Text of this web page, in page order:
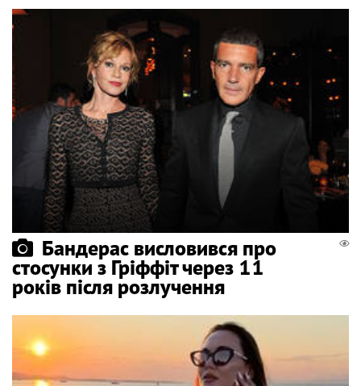
Бандерас висловився про
стосунки з Гріффіт через 11
років після розлучення